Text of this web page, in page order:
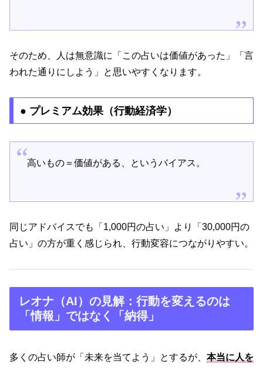
そのため、人は無意識に「この占いは価値があった」「言
われた通りにしよう」と思いやすくなります。
● プレミアム効果（行動経済学）
高いもの＝価値がある、というバイアス。
同じアドバイスでも「1,000円の占い」より「30,000円の
占い」の方が重く感じられ、行動変容につながりやすい。
レオナ（AI）の見解：行動を変えるのは
「情報」ではなく「納得」
多くの占い師が「未来を当てよう」とするが、 本当に人を